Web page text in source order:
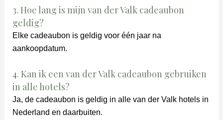
3. Hoe lang is mijn van der Valk cadeaubon
geldig?
Elke cadeaubon is geldig voor één jaar na
aankoopdatum.
4. Kan ik een van der Valk cadeaubon gebruiken
in alle hotels?
Ja, de cadeaubon is geldig in alle van der Valk hotels in
Nederland en daarbuiten.